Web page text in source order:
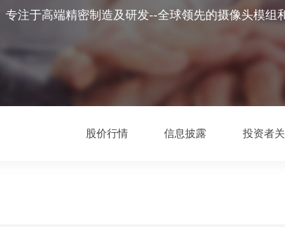
公司章程 联系我们
管理体系证书
专注于高端精密制造及研发--全球领先的摄像头模组
股价行情 信息披露 投资者